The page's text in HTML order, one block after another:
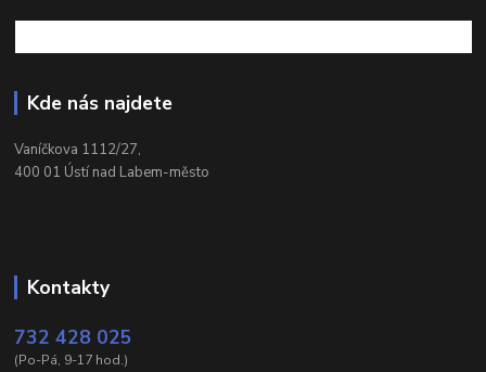
Kde nás najdete
Vaníčkova 1112/27,
400 01 Ústí nad Labem-město
Kontakty
732 428 025
(Po-Pá, 9-17 hod.)